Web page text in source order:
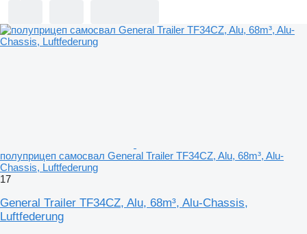
полуприцеп самосвал General Trailer TF34CZ, Alu, 68m³, Alu-
Chassis, Luftfederung
17
General Trailer TF34CZ, Alu, 68m³, Alu-Chassis,
Luftfederung